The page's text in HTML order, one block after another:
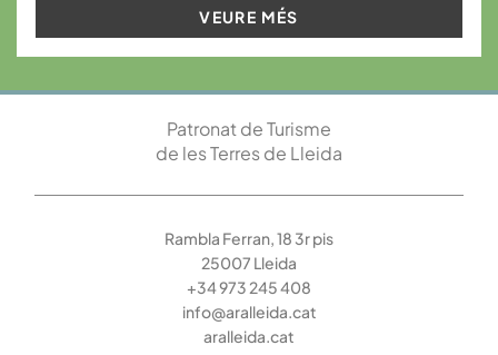
VEURE MÉS
Patronat de Turisme
de les Terres de Lleida
Rambla Ferran, 18 3r pis
25007 Lleida
+34 973 245 408
info@aralleida.cat
aralleida.cat